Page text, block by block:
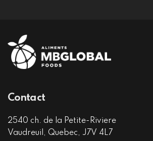
Contact
2540 ch. de la Petite-Riviere
Vaudreuil, Quebec, J7V 4L7